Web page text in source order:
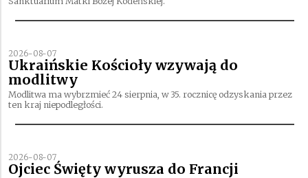
2026-08-07
Ukraińskie Kościoły wzywają do
modlitwy
Modlitwa ma wybrzmieć 24 sierpnia, w 35. rocznicę odzyskania przez
ten kraj niepodległości.
2026-08-07
Ojciec Święty wyrusza do Francji